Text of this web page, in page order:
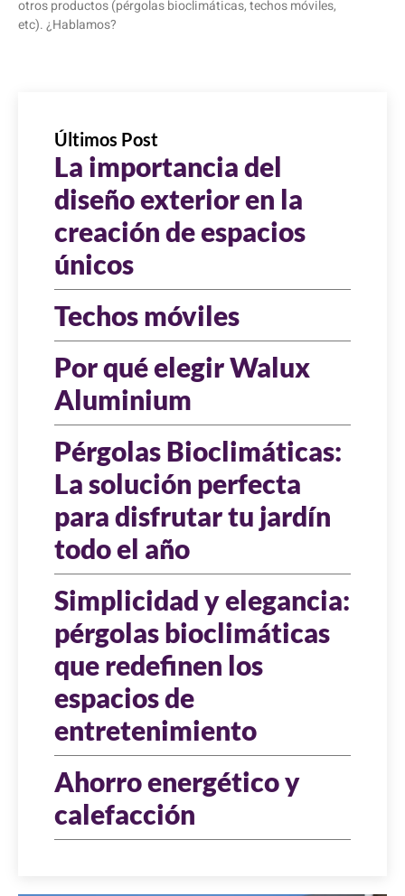
otros productos (pérgolas bioclimáticas, techos móviles,
etc). ¿Hablamos?
Últimos Post
La importancia del
diseño exterior en la
creación de espacios
únicos
Techos móviles
Por qué elegir Walux
Aluminium
Pérgolas Bioclimáticas:
La solución perfecta
para disfrutar tu jardín
todo el año
Simplicidad y elegancia:
pérgolas bioclimáticas
que redefinen los
espacios de
entretenimiento
Ahorro energético y
calefacción